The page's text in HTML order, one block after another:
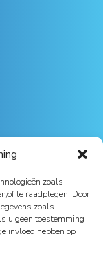
zoals
of te raadplegen. Door
zoals
u geen toestemming
invloed hebben op
tweede man op